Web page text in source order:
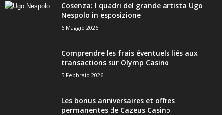
Cosenza: I quadri del grande artista Ugo
Nespolo in esposizione
6 Maggio 2026
Comprendre les frais éventuels liés aux
transactions sur Olymp Casino
5 Febbraio 2026
Les bonus anniversaires et offres
permanentes de Cazeus Casino